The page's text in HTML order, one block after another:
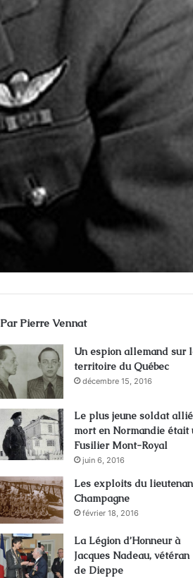
Par Pierre Vennat
Un espion allemand sur
territoire du Québec
décembre 15, 2016
Le plus jeune soldat allié
mort en Normandie était
Fusilier Mont-Royal
juin 6, 2016
Les exploits du
Champagne
février 18, 2016
La Légion d’Honneur à
Jacques Nadeau, vétéran
de Dieppe